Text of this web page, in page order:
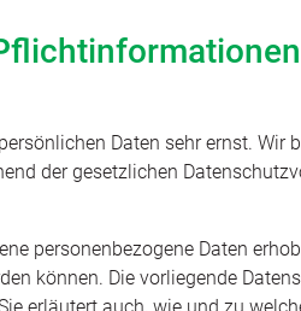
Daten sehr ernst. Wir
der gesetzlichen
personenbezogene Daten
können. Die vorliegende